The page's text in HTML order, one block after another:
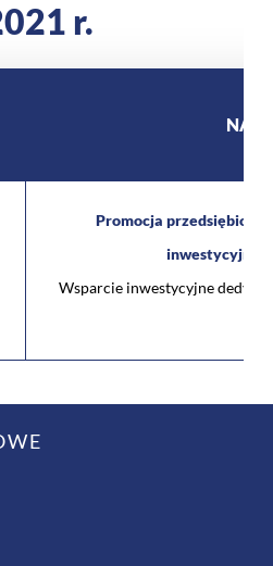
r.
Promocja
inwestycyjnej
Wsparcie inwestycyjne